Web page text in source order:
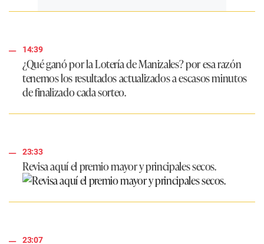
14:39
¿Qué ganó por la Lotería de Manizales? por esa razón
tenemos los resultados actualizados a escasos minutos
de finalizado cada sorteo.
23:33
Revisa aquí el premio mayor y principales secos.
23:07